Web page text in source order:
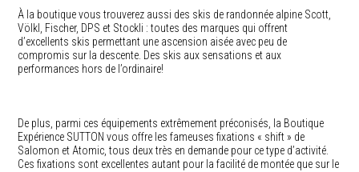
À la boutique vous trouverez aussi des skis de randonnée alpine Scott,
Völkl, Fischer, DPS et Stockli : toutes des marques qui offrent
d’excellents skis permettant une ascension aisée avec peu de
compromis sur la descente. Des skis aux sensations et aux
performances hors de l’ordinaire!
De plus, parmi ces équipements extrêmement préconisés, la Boutique
Expérience SUTTON vous offre les fameuses fixations « shift » de
Salomon et Atomic, tous deux très en demande pour ce type d’activité.
Ces fixations sont excellentes autant pour la facilité de montée que sur le